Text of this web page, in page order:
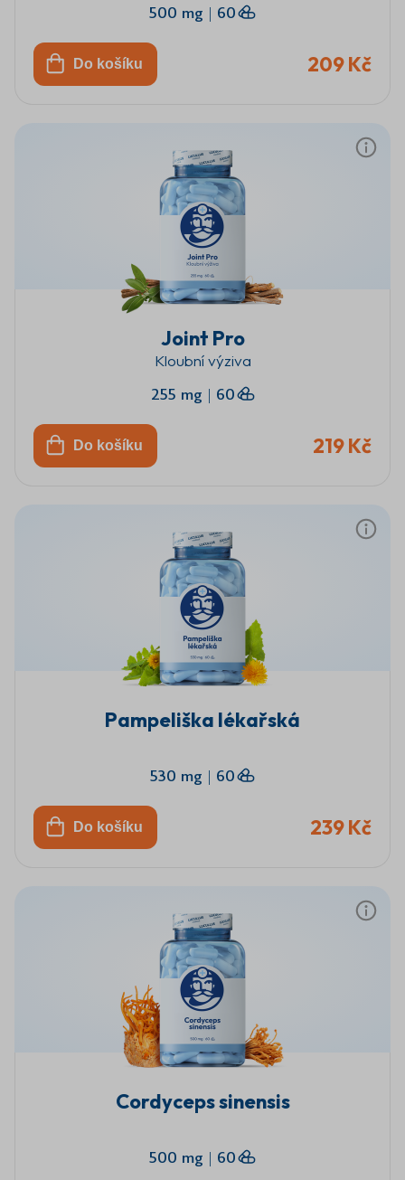
500 mg | 60
Do košíku 209 Kč
Joint Pro
Kloubní výziva
255 mg | 60
Do košíku 219 Kč
Pampeliška lékařská
530 mg | 60
Do košíku 239 Kč
Cordyceps sinensis
500 mg | 60